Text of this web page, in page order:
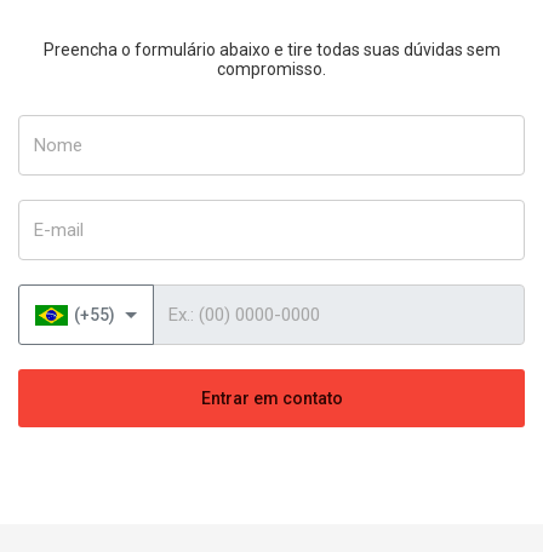
Preencha o formulário abaixo e tire todas suas dúvidas sem
compromisso.
(+55)
Entrar em contato